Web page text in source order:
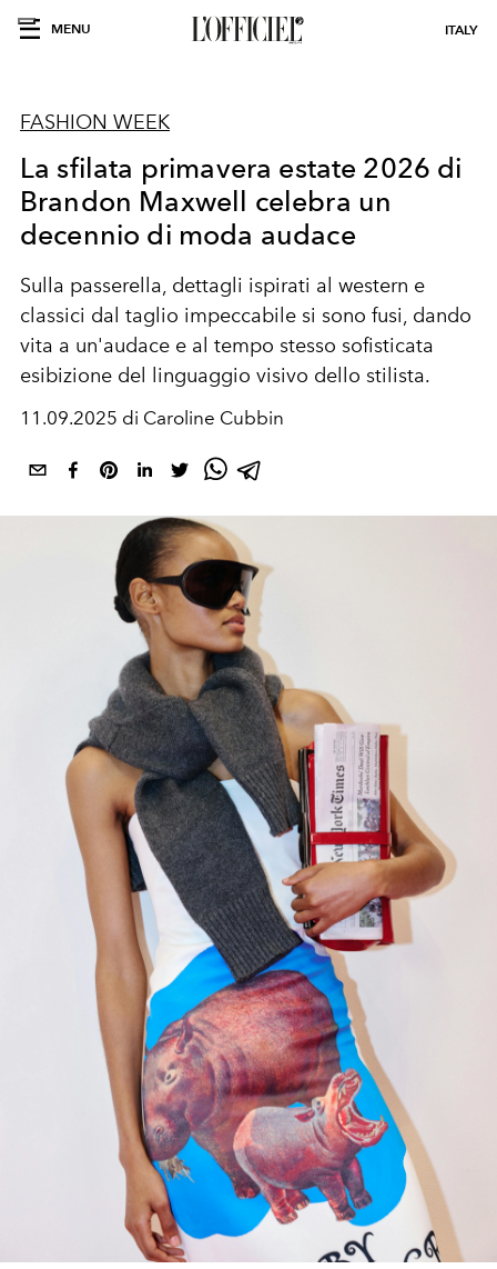
MENU ITALY
FASHION WEEK
La sfilata primavera estate 2026 di
Brandon Maxwell celebra un
decennio di moda audace
Sulla passerella, dettagli ispirati al western e
classici dal taglio impeccabile si sono fusi, dando
vita a un'audace e al tempo stesso sofisticata
esibizione del linguaggio visivo dello stilista.
11.09.2025 di Caroline Cubbin